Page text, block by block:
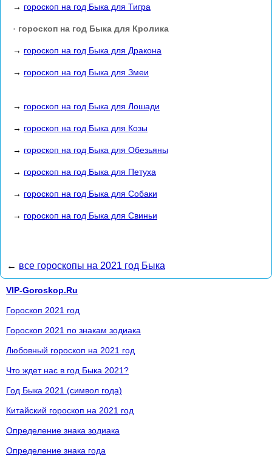
→ гороскоп на год Быка для Тигра
· гороскоп на год Быка для Кролика
→ гороскоп на год Быка для Дракона
→ гороскоп на год Быка для Змеи
→ гороскоп на год Быка для Лошади
→ гороскоп на год Быка для Козы
→ гороскоп на год Быка для Обезьяны
→ гороскоп на год Быка для Петуха
→ гороскоп на год Быка для Собаки
→ гороскоп на год Быка для Свиньи
← все гороскопы на 2021 год Быка
VIP-Goroskop.Ru
Гороскоп 2021 год
Гороскоп 2021 по знакам зодиака
Любовный гороскоп на 2021 год
Что ждет нас в год Быка 2021?
Год Быка 2021 (символ года)
Китайский гороскоп на 2021 год
Определение знака зодиака
Определение знака года